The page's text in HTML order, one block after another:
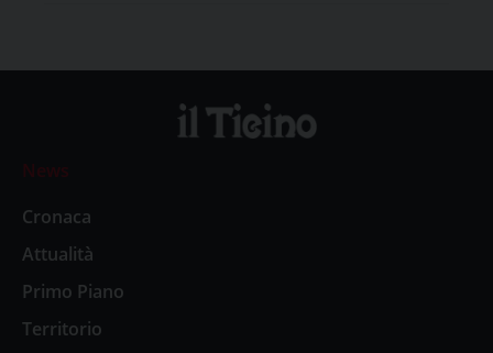
News
Cronaca
Attualità
Primo Piano
Territorio